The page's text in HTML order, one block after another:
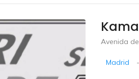
Avenida de
Madrid -